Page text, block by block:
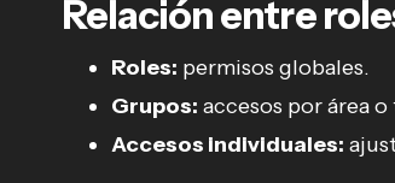
Relación entre
Roles: permisos globales.
Grupos: accesos por área
Accesos individuales: